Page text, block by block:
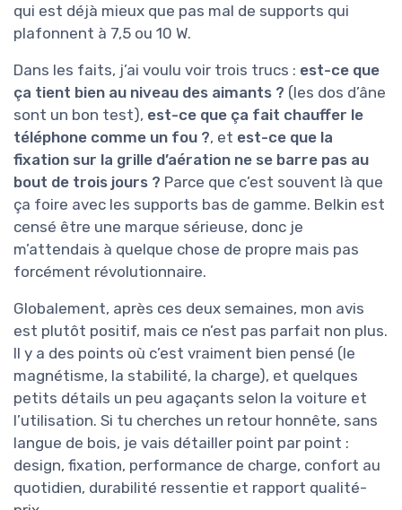
qui est déjà mieux que pas mal de supports qui
plafonnent à 7,5 ou 10 W.
Dans les faits, j’ai voulu voir trois trucs : est-ce que
ça tient bien au niveau des aimants ? (les dos d’âne
sont un bon test), est-ce que ça fait chauffer le
téléphone comme un fou ?, et est-ce que la
fixation sur la grille d’aération ne se barre pas au
bout de trois jours ? Parce que c’est souvent là que
ça foire avec les supports bas de gamme. Belkin est
censé être une marque sérieuse, donc je
m’attendais à quelque chose de propre mais pas
forcément révolutionnaire.
Globalement, après ces deux semaines, mon avis
est plutôt positif, mais ce n’est pas parfait non plus.
Il y a des points où c’est vraiment bien pensé (le
magnétisme, la stabilité, la charge), et quelques
petits détails un peu agaçants selon la voiture et
l’utilisation. Si tu cherches un retour honnête, sans
langue de bois, je vais détailler point par point :
design, fixation, performance de charge, confort au
quotidien, durabilité ressentie et rapport qualité-